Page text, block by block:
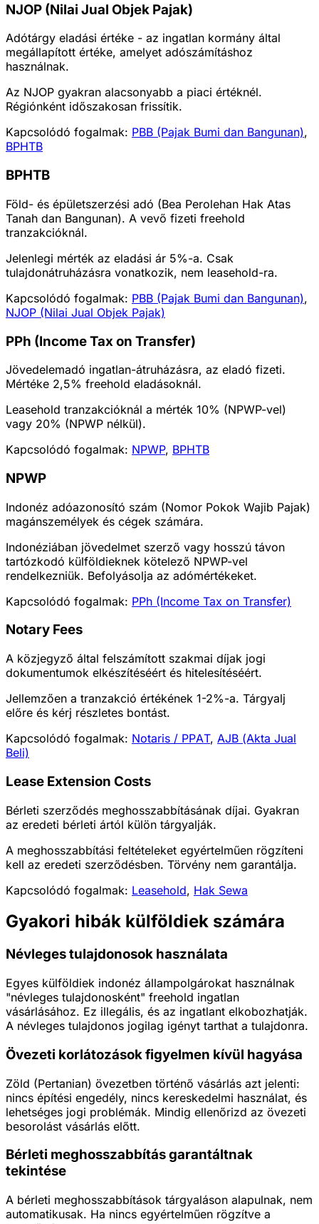
NJOP (Nilai Jual Objek Pajak)
Adótárgy eladási értéke - az ingatlan kormány által
megállapított értéke, amelyet adószámításhoz
használnak.
Az NJOP gyakran alacsonyabb a piaci értéknél.
Régiónként időszakosan frissítik.
Kapcsolódó fogalmak: PBB (Pajak Bumi dan Bangunan),
BPHTB
BPHTB
Föld- és épületszerzési adó (Bea Perolehan Hak Atas
Tanah dan Bangunan). A vevő fizeti freehold
tranzakcióknál.
Jelenlegi mérték az eladási ár 5%-a. Csak
tulajdonátruházásra vonatkozik, nem leasehold-ra.
Kapcsolódó fogalmak: PBB (Pajak Bumi dan Bangunan),
NJOP (Nilai Jual Objek Pajak)
PPh (Income Tax on Transfer)
Jövedelemadó ingatlan-átruházásra, az eladó fizeti.
Mértéke 2,5% freehold eladásoknál.
Leasehold tranzakcióknál a mérték 10% (NPWP-vel)
vagy 20% (NPWP nélkül).
Kapcsolódó fogalmak: NPWP, BPHTB
NPWP
Indonéz adóazonosító szám (Nomor Pokok Wajib Pajak)
magánszemélyek és cégek számára.
Indonéziában jövedelmet szerző vagy hosszú távon
tartózkodó külföldieknek kötelező NPWP-vel
rendelkezniük. Befolyásolja az adómértékeket.
Kapcsolódó fogalmak: PPh (Income Tax on Transfer)
Notary Fees
A közjegyző által felszámított szakmai díjak jogi
dokumentumok elkészítéséért és hitelesítéséért.
Jellemzően a tranzakció értékének 1-2%-a. Tárgyalj
előre és kérj részletes bontást.
Kapcsolódó fogalmak: Notaris / PPAT, AJB (Akta Jual
Beli)
Lease Extension Costs
Bérleti szerződés meghosszabbításának díjai. Gyakran
az eredeti bérleti ártól külön tárgyalják.
A meghosszabbítási feltételeket egyértelműen rögzíteni
kell az eredeti szerződésben. Törvény nem garantálja.
Kapcsolódó fogalmak: Leasehold, Hak Sewa
Gyakori hibák külföldiek számára
Névleges tulajdonosok használata
Egyes külföldiek indonéz állampolgárokat használnak
"névleges tulajdonosként" freehold ingatlan
vásárlásához. Ez illegális, és az ingatlant elkobozhatják.
A névleges tulajdonos jogilag igényt tarthat a tulajdonra.
Övezeti korlátozások figyelmen kívül hagyása
Zöld (Pertanian) övezetben történő vásárlás azt jelenti:
nincs építési engedély, nincs kereskedelmi használat, és
lehetséges jogi problémák. Mindig ellenőrizd az övezeti
besorolást vásárlás előtt.
Bérleti meghosszabbítás garantáltnak
tekintése
A bérleti meghosszabbítások tárgyaláson alapulnak, nem
automatikusak. Ha nincs egyértelműen rögzítve a